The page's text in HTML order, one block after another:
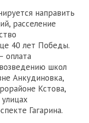
направить
расселение
40 лет Победы.
оплата
школ
Анкудиновка,
Кстова,
Гагарина.